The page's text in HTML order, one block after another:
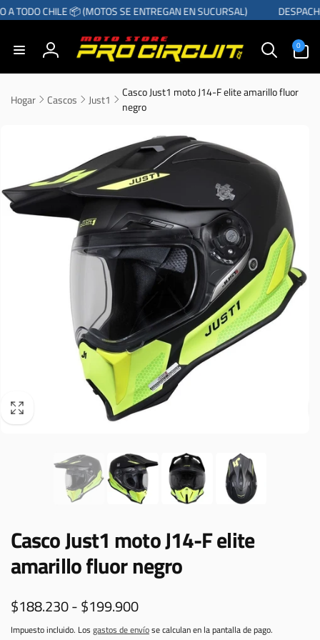
A TODO CHILE 📦 (MOTOS SE ENTREGAN EN SUCURSAL)
Iniciar
sesión
0
artículos
Hogar Cascos Just1
Casco Just1 moto J14-F elite amarillo fluor
negro
Casco Just1 moto J14-F elite
amarillo fluor negro
$188.230 - $199.900
Impuesto incluido. Los gastos de envíose calculan en la pantalla de pago.